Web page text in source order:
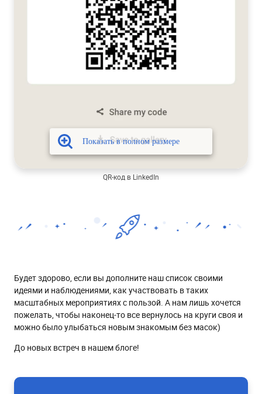
QR-код в LinkedIn
Будет здорово, если вы дополните наш список своими
идеями и наблюдениями, как участвовать в таких
масштабных мероприятиях с пользой. А нам лишь хочется
пожелать, чтобы наконец-то все вернулось на круги своя и
можно было улыбаться новым знакомым без масок)
До новых встреч в нашем блоге!